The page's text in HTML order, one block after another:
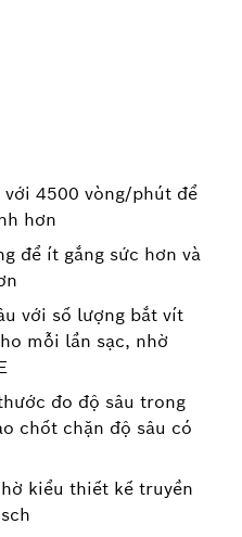
với 4500 vòng/phút để
hơn
để ít gắng sức hơn và
với số lượng bắt vít
mỗi lần sạc, nhờ
đo độ sâu trong
chốt chặn độ sâu có
kiểu thiết kế truyền